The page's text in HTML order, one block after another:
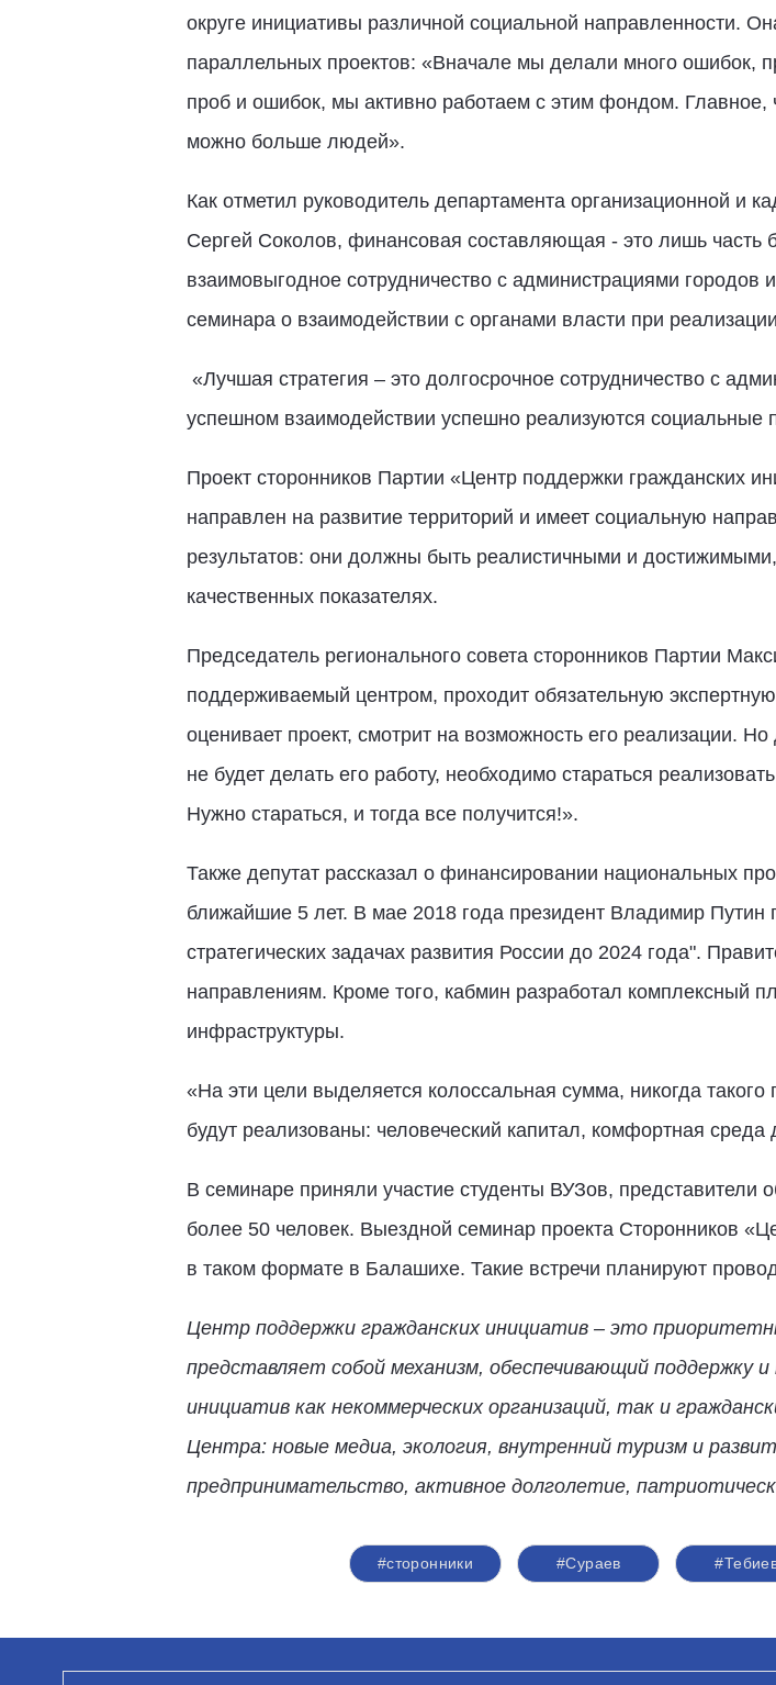
округе инициативы различной социальной направленности.
параллельных проектов: «Вначале мы делали много ошибок,
проб и ошибок, мы активно работаем с этим фондом.
можно больше людей».
Как отметил руководитель департамента организационной и
Сергей Соколов, финансовая составляющая - это лишь часть
взаимовыгодное сотрудничество с администрациями городов
семинара о взаимодействии с органами власти при
«Лучшая стратегия – это долгосрочное сотрудничество с
успешном взаимодействии успешно реализуются социальные
Проект сторонников Партии «Центр поддержки гражданских
направлен на развитие территорий и имеет социальную
результатов: они должны быть реалистичными и
качественных показателях.
Председатель регионального совета сторонников Партии
поддерживаемый центром, проходит обязательную
оценивает проект, смотрит на возможность его реализации.
не будет делать его работу, необходимо стараться
Нужно стараться, и тогда все получится!».
Также депутат рассказал о финансировании национальных
ближайшие 5 лет. В мае 2018 года президент Владимир Путин
стратегических задачах развития России до 2024 года".
направлениям. Кроме того, кабмин разработал комплексный
инфраструктуры.
«На эти цели выделяется колоссальная сумма, никогда
будут реализованы: человеческий капитал, комфортная среда
В семинаре приняли участие студенты ВУЗов, представители
более 50 человек. Выездной семинар проекта Сторонников
в таком формате в Балашихе. Такие встречи планируют
Центр поддержки гражданских инициатив – это
представляет собой механизм, обеспечивающий поддержку
инициатив как некоммерческих организаций, так и
Центра: новые медиа, экология, внутренний туризм и
предпринимательство, активное долголетие,
#сторонники #Сураев